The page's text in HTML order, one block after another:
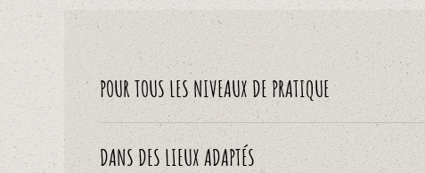
POUR TOUS LES NIVEAUX DE PRATIQUE
DANS DES LIEUX ADAPTÉS